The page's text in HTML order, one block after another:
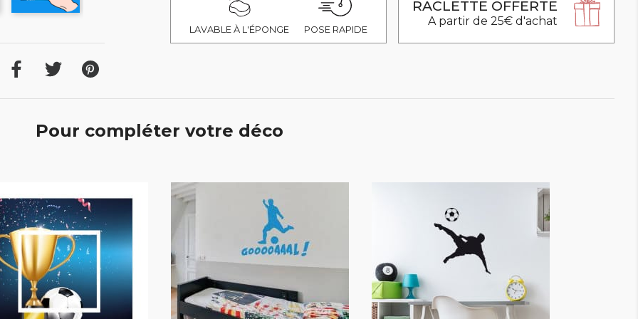
LAVABLE À L'ÉPONGE POSE RAPIDE
RACLETTE OFFERTE
A partir de 25€ d'achat
Pour compléter votre déco